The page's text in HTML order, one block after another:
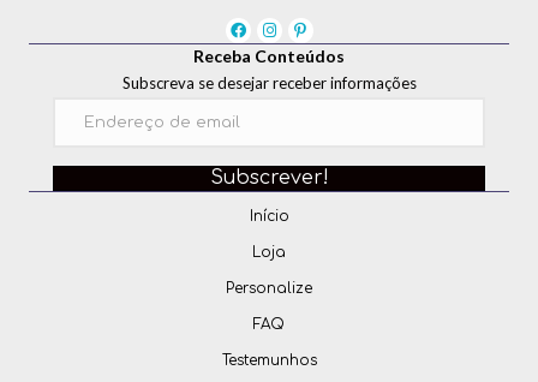
Receba Conteúdos
Subscreva se desejar receber informações
Subscrever!
Início
Loja
Personalize
FAQ
Testemunhos